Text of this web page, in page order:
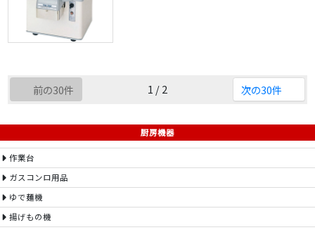
前の30件 1 / 2 次の30件
厨房機器
作業台
ガスコンロ用品
ゆで麺機
揚げもの機